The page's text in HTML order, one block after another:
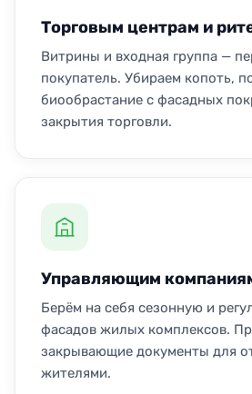
Торговым центрам и
Витрины и входная группа —
покупатель. Убираем копоть,
биообрастание с фасадных
закрытия торговли.
Управляющим
Берём на себя сезонную и
фасадов жилых комплексов.
закрывающие документы для
жителями.